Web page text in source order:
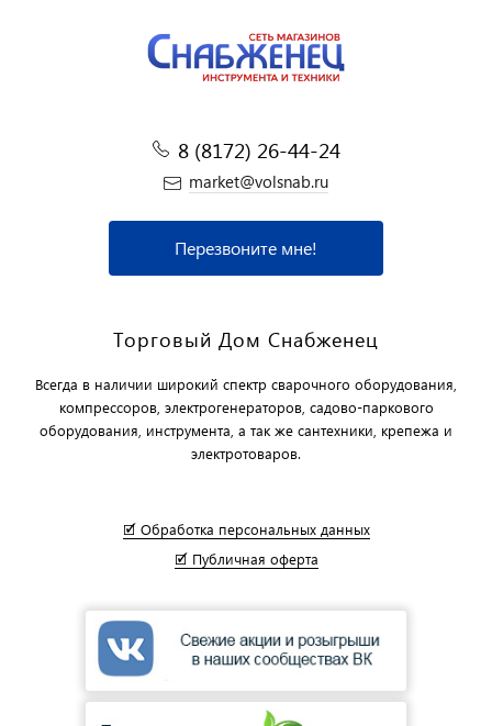
8 (8172) 26-44-24
market@volsnab.ru
Перезвоните мне!
Торговый Дом Снабженец
Всегда в наличии широкий спектр сварочного оборудования,
компрессоров, электрогенераторов, садово-паркового
оборудования, инструмента, а так же сантехники, крепежа и
электротоваров.
🗹 Обработка персональных данных
🗹 Публичная оферта